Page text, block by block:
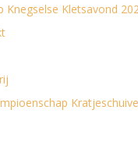
Knegselse Kletsavond